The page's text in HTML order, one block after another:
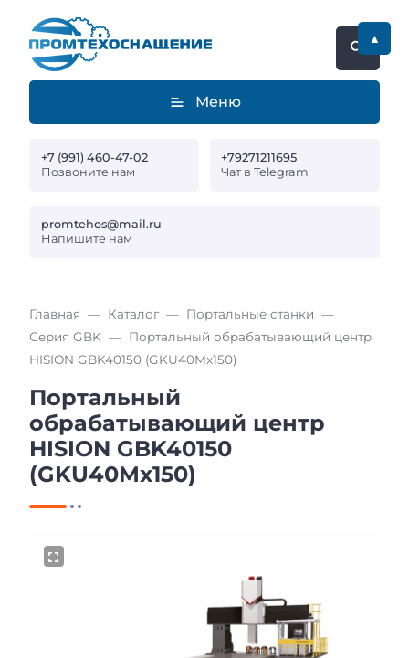
Меню
+7 (991) 460-47-02
Позвоните нам
+79271211695
Чат в Telegram
promtehos@mail.ru
Напишите нам
Главная Каталог
Портальные станки
Серия GBK
Портальный обрабатывающий центр
HISION GBK40150 (GKU40Mx150)
Портальный
обрабатывающий центр
HISION GBK40150
(GKU40Mx150)
▲